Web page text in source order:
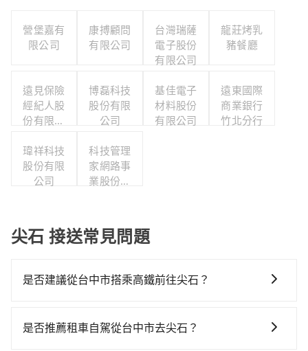
營堡嘉有
限公司
康搏顧問
有限公司
台灣瑞薩
電子股份
有限公司
龍莊烤乳
豬餐廳
遠見保險
經紀人股
份有限公
博磊科技
股份有限
公司
基佳電子
材料股份
有限公司
遠東國際
商業銀行
竹北分行
瑋祥科技
股份有限
公司
科技管理
家網路事
業股份有
尖石 接送常見問題
是否建議從台中市搭乘高鐵前往尖石？
最早06:05一直到22:59，台中-新竹一天最多有63班次高
是否推薦租車自駕從台中市去尖石？